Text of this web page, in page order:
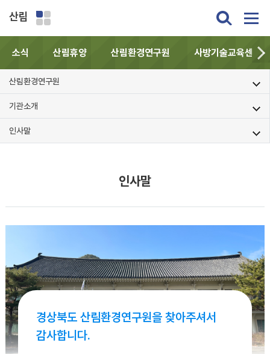
산림
소식 산림휴양 산림환경연구원 사방기술교육센터
산림환경연구원
기관소개
인사말
인사말
경상북도 산림환경연구원을 찾아주셔서
감사합니다.